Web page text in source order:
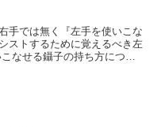
手では無く『左手を使いこな
ストするために覚えるべき左
なせる鑷子の持ち方につい